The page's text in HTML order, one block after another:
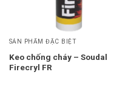
SẢN PHẨM ĐẶC BIỆT
Keo chống cháy – Soudal
Firecryl FR